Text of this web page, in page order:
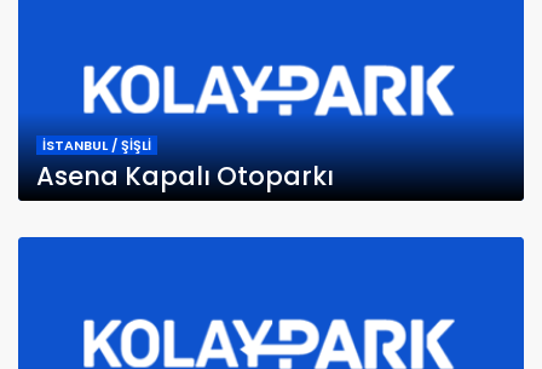
İSTANBUL / ŞİŞLİ
Asena Kapalı Otoparkı